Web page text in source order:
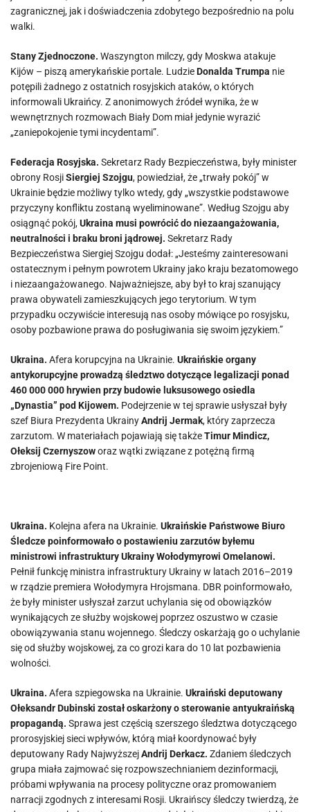
zagranicznej, jak i doświadczenia zdobytego bezpośrednio na polu
walki.
Stany Zjednoczone. Waszyngton milczy, gdy Moskwa atakuje
Kijów – piszą amerykańskie portale. LudzieDonalda Trumpa nie
potępili żadnego z ostatnich rosyjskich ataków, o których
informowali Ukraińcy. Z anonimowych źródeł wynika, że w
wewnętrznych rozmowach Biały Dom miał jedynie wyrazić
„zaniepokojenie tymi incydentami”.
Federacja Rosyjska. Sekretarz Rady Bezpieczeństwa, były minister
obrony RosjiSiergiej Szojgu, powiedział, że „trwały pokój” w
Ukrainie będzie możliwy tylko wtedy, gdy „wszystkie podstawowe
przyczyny konfliktu zostaną wyeliminowane”. Według Szojgu aby
osiągnąć pokój,Ukraina musi powrócić do niezaangażowania,
neutralności i braku broni jądrowej. Sekretarz Rady
Bezpieczeństwa Siergiej Szojgu dodał: „Jesteśmy zainteresowani
ostatecznym i pełnym powrotem Ukrainy jako kraju bezatomowego
i niezaangażowanego. Najważniejsze, aby był to kraj szanujący
prawa obywateli zamieszkujących jego terytorium. W tym
przypadku oczywiście interesują nas osoby mówiące po rosyjsku,
osoby pozbawione prawa do posługiwania się swoim językiem.”
Ukraina. Afera korupcyjna na Ukrainie. Ukraińskie organy
antykorupcyjne prowadzą śledztwo dotyczące legalizacji ponad
460 000 000 hrywien przy budowie luksusowego osiedla
„Dynastia” pod Kijowem. Podejrzenie w tej sprawie usłyszał były
szef Biura Prezydenta UkrainyAndrij Jermak, który zaprzecza
zarzutom. W materiałach pojawiają się takżeTimur Mindicz,
Ołeksij Czernyszoworaz wątki związane z potężną firmą
zbrojeniową Fire Point.
Ukraina. Kolejna afera na Ukrainie. Ukraińskie Państwowe Biuro
Śledcze poinformowało o postawieniu zarzutów byłemu
ministrowi infrastruktury Ukrainy Wołodymyrowi Omelanowi.
Pełnił funkcję ministra infrastruktury Ukrainy w latach 2016–2019
w rządzie premiera Wołodymyra Hrojsmana. DBR poinformowało,
że były minister usłyszał zarzut uchylania się od obowiązków
wynikających ze służby wojskowej poprzez oszustwo w czasie
obowiązywania stanu wojennego. Śledczy oskarżają go o uchylanie
się od służby wojskowej, za co grozi kara do 10 lat pozbawienia
wolności.
Ukraina. Afera szpiegowska na Ukrainie. Ukraiński deputowany
Ołeksandr Dubinski został oskarżony o sterowanie antyukraińską
propagandą. Sprawa jest częścią szerszego śledztwa dotyczącego
prorosyjskiej sieci wpływów, którą miał koordynować były
deputowany Rady NajwyższejAndrij Derkacz. Zdaniem śledczych
grupa miała zajmować się rozpowszechnianiem dezinformacji,
próbami wpływania na procesy polityczne oraz promowaniem
narracji zgodnych z interesami Rosji. Ukraińscy śledczy twierdzą, że